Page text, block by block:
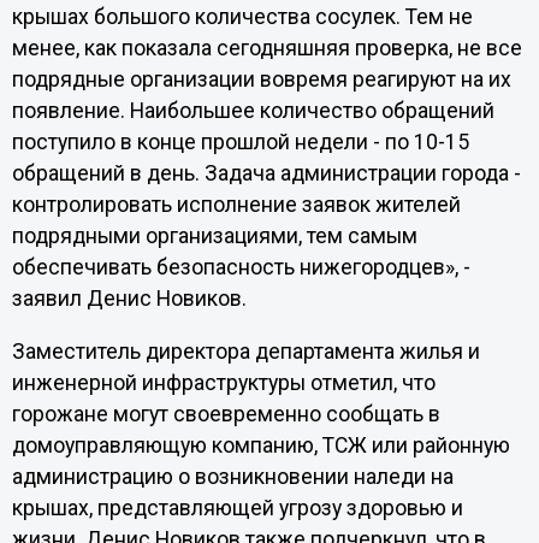
крышах большого количества сосулек. Тем не
менее, как показала сегодняшняя проверка, не все
подрядные организации вовремя реагируют на их
появление. Наибольшее количество обращений
поступило в конце прошлой недели - по 10-15
обращений в день. Задача администрации города -
контролировать исполнение заявок жителей
подрядными организациями, тем самым
обеспечивать безопасность нижегородцев», -
заявил Денис Новиков.
Заместитель директора департамента жилья и
инженерной инфраструктуры отметил, что
горожане могут своевременно сообщать в
домоуправляющую компанию, ТСЖ или районную
администрацию о возникновении наледи на
крышах, представляющей угрозу здоровью и